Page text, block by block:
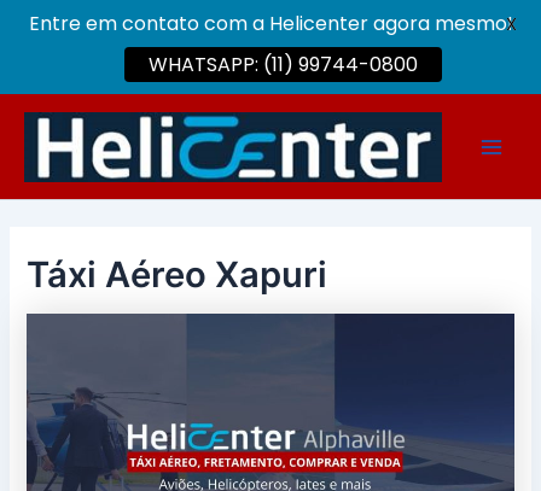
conteúdo
Táxi Aéreo Xapuri
Entre em contato com a Helicenter agora mesmo!
WHATSAPP: (11) 99744-0800
X